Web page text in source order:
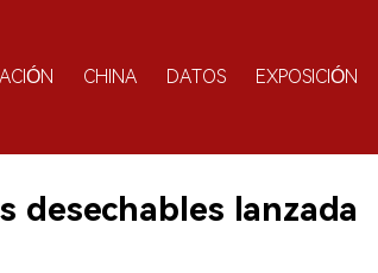
CHINA DATOS EXPOSICIÓN
desechables lanzada